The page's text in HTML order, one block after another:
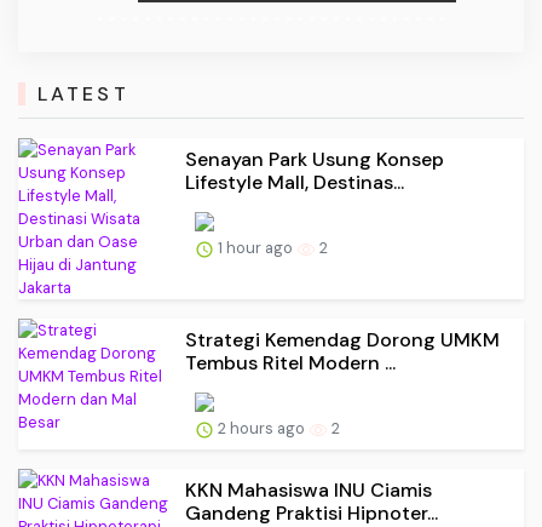
LATEST
Senayan Park Usung Konsep
Lifestyle Mall, Destinas...
1 hour ago 2
Strategi Kemendag Dorong UMKM
Tembus Ritel Modern ...
2 hours ago 2
KKN Mahasiswa INU Ciamis
Gandeng Praktisi Hipnoter...